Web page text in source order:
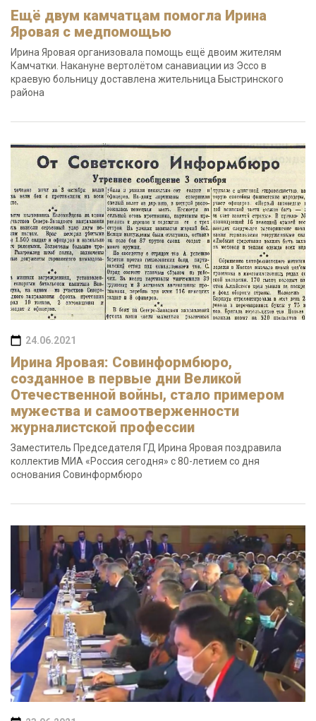
Ещё двум камчатцам помогла Ирина
Яровая с медпомощью
Ирина Яровая организовала помощь ещё двоим жителям
Камчатки. Накануне вертолётом санавиации из Эссо в
краевую больницу доставлена жительница Быстринского
района
24.06.2021
Ирина Яровая: Совинформбюро,
созданное в первые дни Великой
Отечественной войны, стало примером
мужества и самоотверженности
журналистской профессии
Заместитель Председателя ГД Ирина Яровая поздравила
коллектив МИА «Россия сегодня» с 80-летием со дня
основания Совинформбюро